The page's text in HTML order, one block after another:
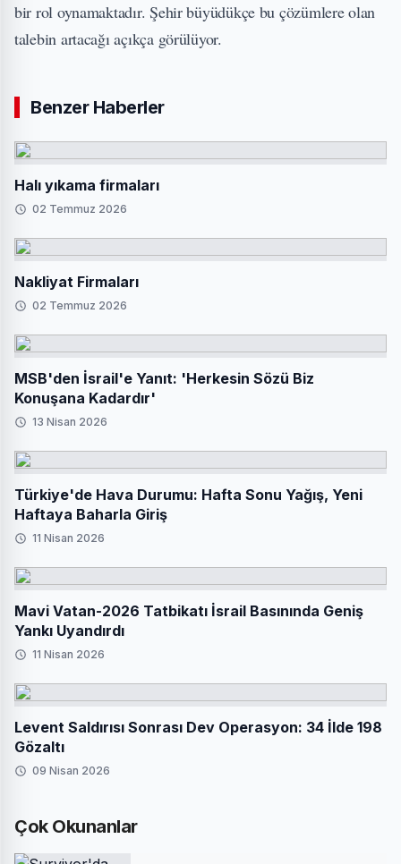
bir rol oynamaktadır. Şehir büyüdükçe bu çözümlere olan
talebin artacağı açıkça görülüyor.
Benzer Haberler
Halı yıkama firmaları
02 Temmuz 2026
Nakliyat Firmaları
02 Temmuz 2026
MSB'den İsrail'e Yanıt: 'Herkesin Sözü Biz
Konuşana Kadardır'
13 Nisan 2026
Türkiye'de Hava Durumu: Hafta Sonu Yağış, Yeni
Haftaya Baharla Giriş
11 Nisan 2026
Mavi Vatan-2026 Tatbikatı İsrail Basınında Geniş
Yankı Uyandırdı
11 Nisan 2026
Levent Saldırısı Sonrası Dev Operasyon: 34 İlde 198
Gözaltı
09 Nisan 2026
Çok Okunanlar